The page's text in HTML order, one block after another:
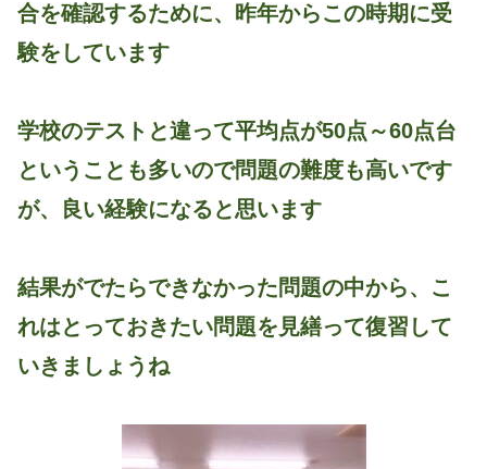
合を確認するために、昨年からこの時期に受
験をしています
学校のテストと違って平均点が50点～60点台
ということも多いので問題の難度も高いです
が、良い経験になると思います
結果がでたらできなかった問題の中から、こ
れはとっておきたい問題を見繕って復習して
いきましょうね